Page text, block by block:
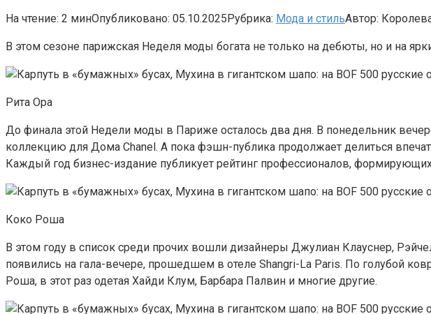
На чтение: 2 минОпубликовано: 05.10.2025Рубрика: Мода и стильАвтор:
В этом сезоне парижская Неделя моды богата не только на дебюты, но и на
Рита Ора
До финала этой Недели моды в Париже осталось два дня. В понедельник
коллекцию для Дома Chanel. А пока фэшн-публика продолжает делиться
Каждый год бизнес-издание публикует рейтинг профессионалов,
Коко Роша
В этом году в список среди прочих вошли дизайнеры Джулиан Клауснер,
появились на гала-вечере, прошедшем в отеле Shangri-La Paris. По голубой
Роша, в этот раз одетая Хайди Клум, Барбара Палвин и многие другие.